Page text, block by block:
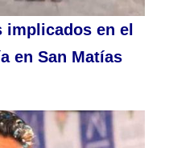
implicados en el
en San Matías